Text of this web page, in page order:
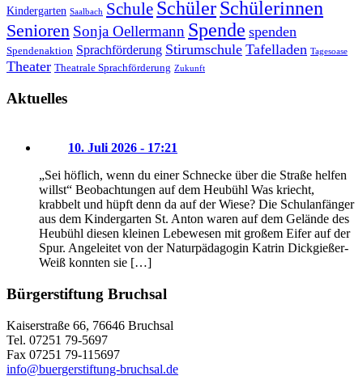
Kindergarten Saalbach Schule SchülerSchülerinnen
Senioren Sonja Oellermann Spende spenden
Spendenaktion Sprachförderung Stirumschule Tafelladen Tagesoase
Theater Theatrale Sprachförderung Zukunft
Aktuelles
10. Juli 2026 - 17:21
„Sei höflich, wenn du einer Schnecke über die Straße helfen
willst“ Beobachtungen auf dem Heubühl Was kriecht,
krabbelt und hüpft denn da auf der Wiese? Die Schulanfänger
aus dem Kindergarten St. Anton waren auf dem Gelände des
Heubühl diesen kleinen Lebewesen mit großem Eifer auf der
Spur. Angeleitet von der Naturpädagogin Katrin Dickgießer-
Weiß konnten sie […]
Bürgerstiftung Bruchsal
Kaiserstraße 66, 76646 Bruchsal
Tel. 07251 79-5697
Fax 07251 79-115697
info@buergerstiftung-bruchsal.de